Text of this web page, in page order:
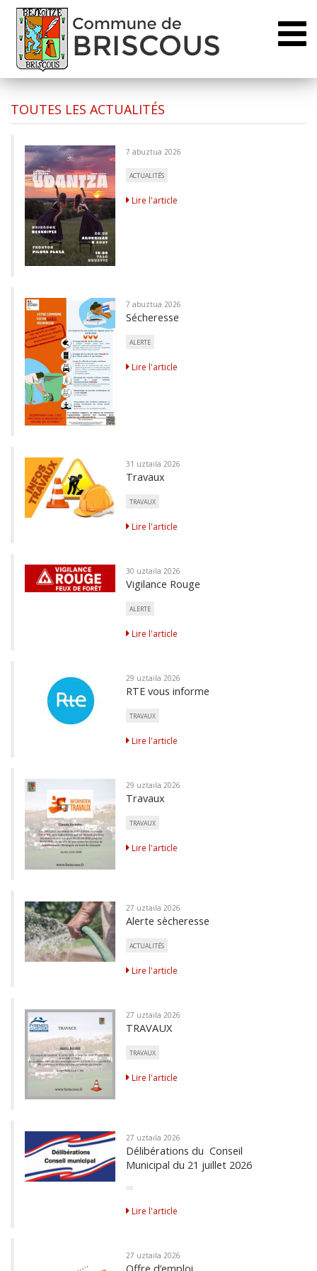
TOUTES LES ACTUALITÉS
7 abuztua 2026
ACTUALITÉS
Lire l'article
7 abuztua 2026
Sécheresse
ALERTE
Lire l'article
31 uztaila 2026
Travaux
TRAVAUX
Lire l'article
30 uztaila 2026
Vigilance Rouge
ALERTE
Lire l'article
29 uztaila 2026
RTE vous informe
TRAVAUX
Lire l'article
29 uztaila 2026
Travaux
TRAVAUX
Lire l'article
27 uztaila 2026
Alerte sècheresse
ACTUALITÉS
Lire l'article
27 uztaila 2026
TRAVAUX
TRAVAUX
Lire l'article
27 uztaila 2026
Délibérations du Conseil
Municipal du 21 juillet 2026
Lire l'article
27 uztaila 2026
Offre d’emploi